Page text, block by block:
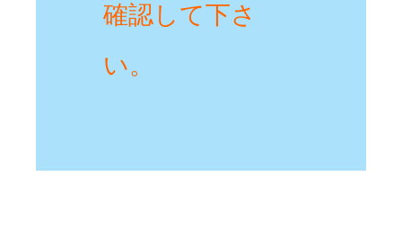
確認して下さ
い。